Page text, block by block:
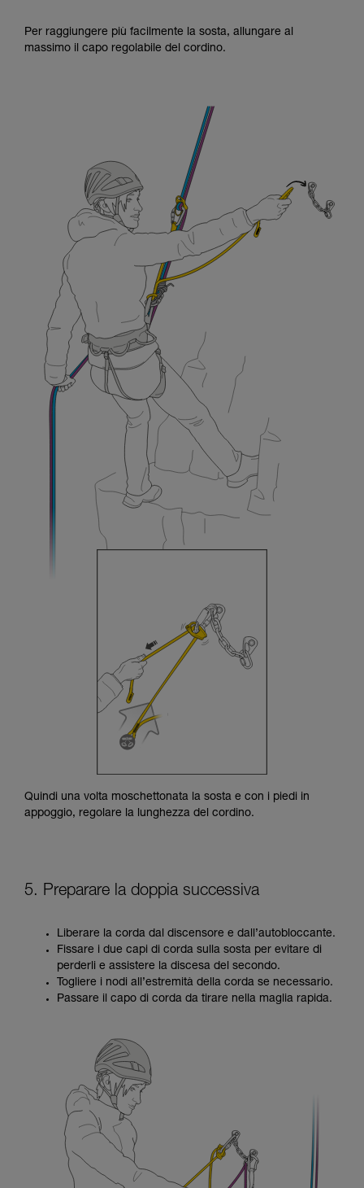
Per raggiungere più facilmente la sosta, allungare al
massimo il capo regolabile del cordino.
Quindi una volta moschettonata la sosta e con i piedi in
appoggio, regolare la lunghezza del cordino.
5. Preparare la doppia successiva
Liberare la corda dal discensore e dall’autobloccante.
Fissare i due capi di corda sulla sosta per evitare di
perderli e assistere la discesa del secondo.
Togliere i nodi all’estremità della corda se necessario.
Passare il capo di corda da tirare nella maglia rapida.